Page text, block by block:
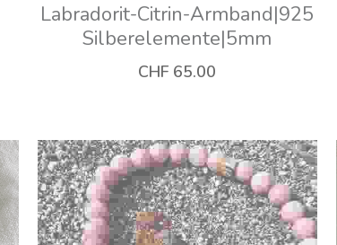
Labradorit-Citrin-Armband|925
Silberelemente|5mm
CHF 65.00